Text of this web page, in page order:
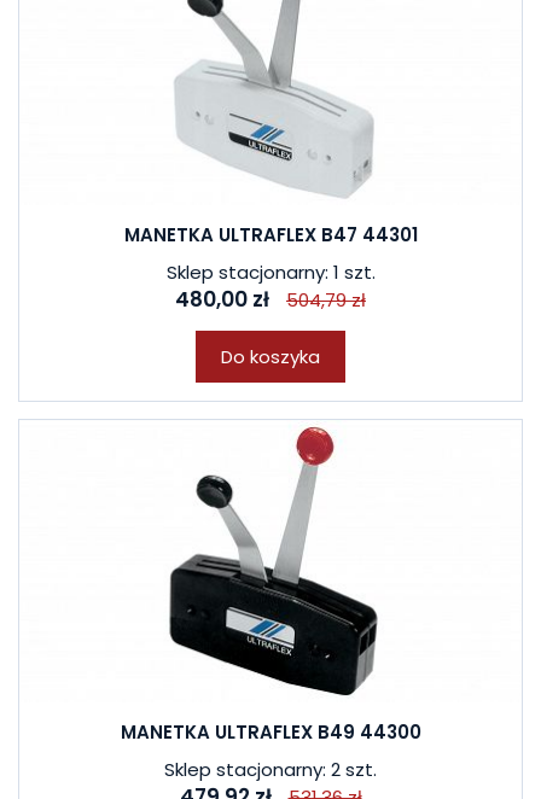
MANETKA ULTRAFLEX B47 44301
Sklep stacjonarny: 1 szt.
480,00 zł 504,79 zł
Do koszyka
MANETKA ULTRAFLEX B49 44300
Sklep stacjonarny: 2 szt.